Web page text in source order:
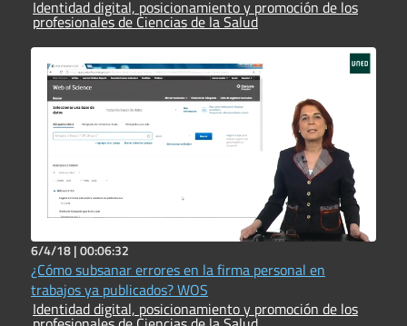
Identidad digital, posicionamiento y promoción de los
profesionales de Ciencias de la Salud
6/4/18 |00:06:32
¿Cómo subsanar errores en la firma personal en
trabajos ya publicados? WOS
Identidad digital, posicionamiento y promoción de los